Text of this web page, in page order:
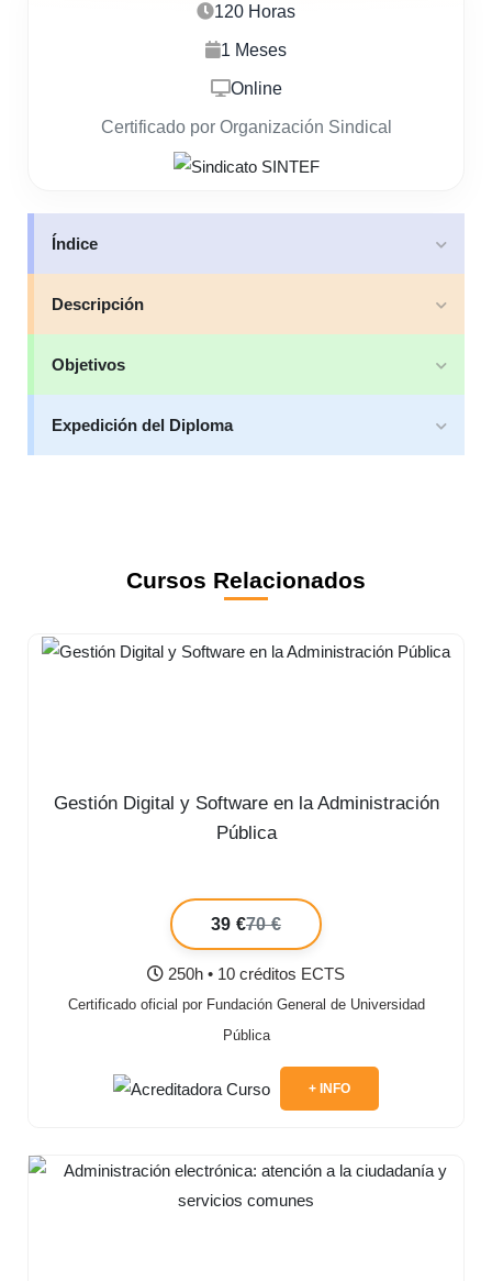
120 Horas
1 Meses
Online
Certificado por Organización Sindical
Índice
Descripción
Objetivos
Expedición del Diploma
Cursos Relacionados
Gestión Digital y Software en la Administración
Pública
39 €70 €
250h • 10 créditos ECTS
Certificado oficial por Fundación General de Universidad
Pública
+ INFO